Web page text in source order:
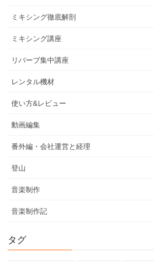
ミキシング徹底解剖
ミキシング講座
リバーブ集中講座
レンタル機材
使い方&レビュー
動画編集
番外編・会社運営と経理
登山
音楽制作
音楽制作記
タグ